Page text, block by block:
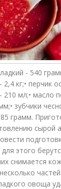
- 540
кг;• перчик
210 мл;• масло
зубчики
грамм.
сырой
этого
снимается
овоща